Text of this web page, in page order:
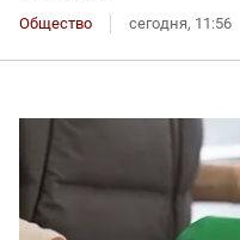
Общество сегодня, 11:56